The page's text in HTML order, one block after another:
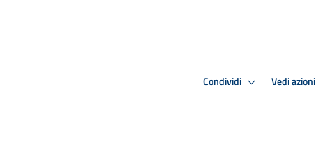
Condividi Vedi azioni